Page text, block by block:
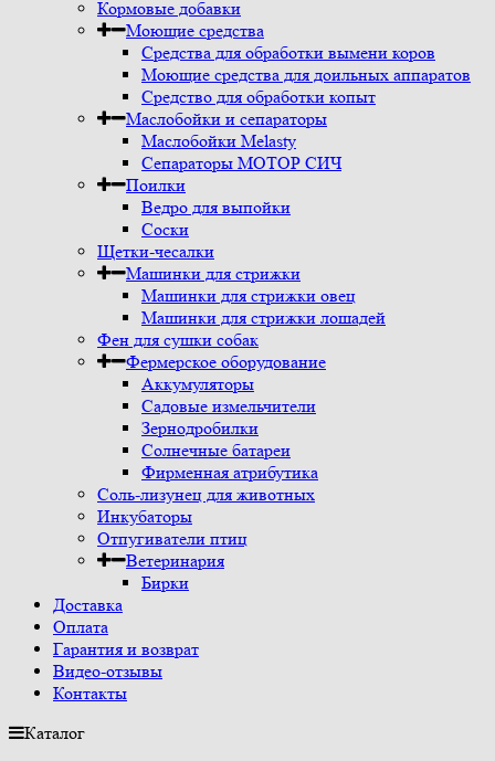
Кормовые добавки
Моющие средства
Средства для обработки вымени коров
Моющие средства для доильных аппаратов
Средство для обработки копыт
Маслобойки и сепараторы
Маслобойки Melasty
Сепараторы МОТОР СИЧ
Поилки
Ведро для выпойки
Соски
Щетки-чесалки
Машинки для стрижки
Машинки для стрижки овец
Машинки для стрижки лошадей
Фен для сушки собак
Фермерское оборудование
Аккумуляторы
Садовые измельчители
Зернодробилки
Солнечные батареи
Фирменная атрибутика
Соль-лизунец для животных
Инкубаторы
Отпугиватели птиц
Ветеринария
Бирки
Доставка
Оплата
Гарантия и возврат
Видео-отзывы
Контакты
Каталог